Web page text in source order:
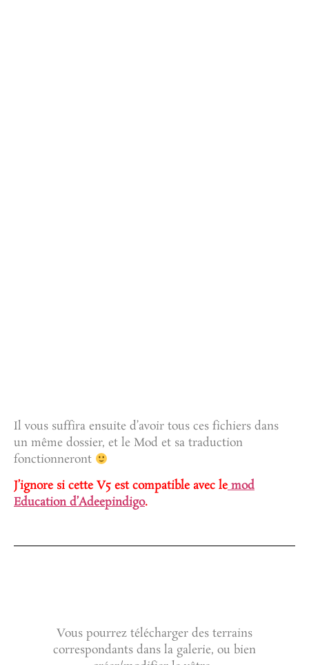
Il vous suffira ensuite d’avoir tous ces fichiers dans
un même dossier, et le Mod et sa traduction
fonctionneront
J’ignore si cette V5 est compatible avec lemod
Education d’Adeepindigo.
Vous pourrez télécharger des terrains
correspondants dans la galerie, ou bien